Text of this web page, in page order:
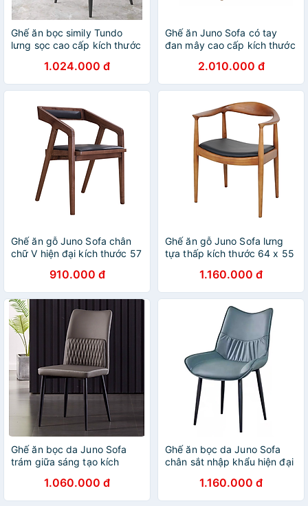
Ghế ăn bọc simily Tundo
lưng sọc cao cấp kích thước
1.024.000 đ
Ghế ăn Juno Sofa có tay
đan mây cao cấp kích thước
2.010.000 đ
Ghế ăn gỗ Juno Sofa chân
chữ V hiện đại kích thước 57
910.000 đ
Ghế ăn gỗ Juno Sofa lưng
tựa thấp kích thước 64 x 55
1.160.000 đ
Ghế ăn bọc da Juno Sofa
trám giữa sáng tạo kích
1.060.000 đ
Ghế ăn bọc da Juno Sofa
chân sắt nhập khẩu hiện đại
1.160.000 đ